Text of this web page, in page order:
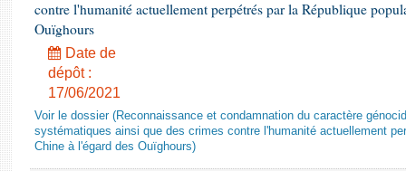
contre l'humanité actuellement perpétrés par la République
Ouïghours
Date de
dépôt :
17/06/2021
Voir le dossier (Reconnaissance et condamnation du caractère
systématiques ainsi que des crimes contre l'humanité actuellement
Chine à l'égard des Ouïghours)